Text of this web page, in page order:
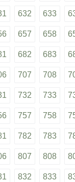
632 633
657 658
682 683
707 708
732 733
757 758
782 783
807 808
832 833